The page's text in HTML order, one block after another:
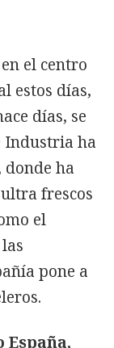
el centro
estos días,
días, se
Industria ha
donde ha
frescos
el
pone a
España,